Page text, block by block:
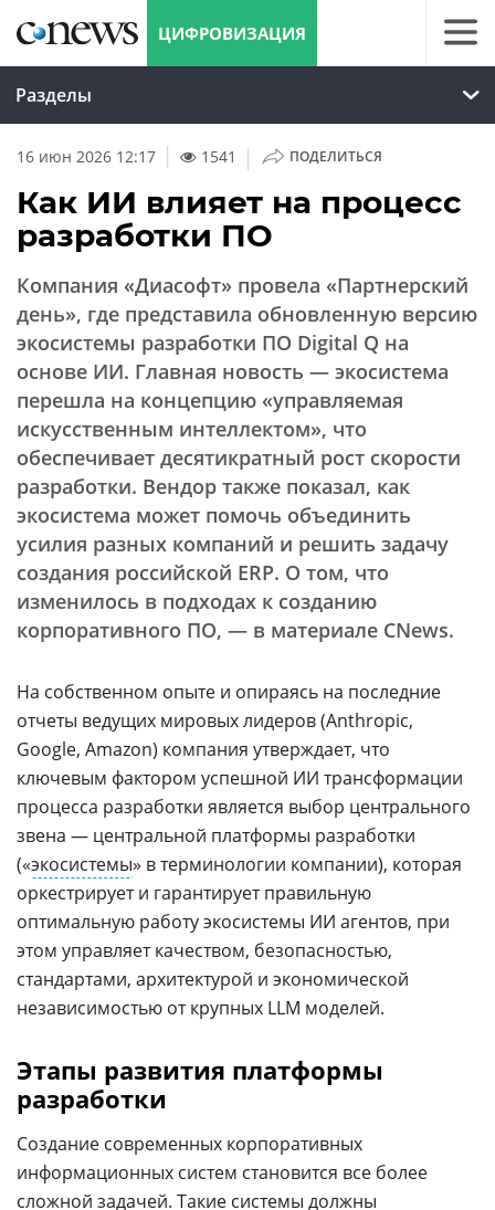
ЦИФРОВИЗАЦИЯ
Разделы
16 июн 2026 12:17 1541 | ПОДЕЛИТЬСЯ
Как ИИ влияет на процесс
разработки ПО
Компания «Диасофт» провела «Партнерский
день», где представила обновленную версию
экосистемы разработки ПО Digital Q на
основе ИИ. Главная новость — экосистема
перешла на концепцию «управляемая
искусственным интеллектом», что
обеспечивает десятикратный рост скорости
разработки. Вендор также показал, как
экосистема может помочь объединить
усилия разных компаний и решить задачу
создания российской ERP. О том, что
изменилось в подходах к созданию
корпоративного ПО, — в материале CNews.
На собственном опыте и опираясь на последние
отчеты ведущих мировых лидеров (Anthropic,
Google, Amazon) компания утверждает, что
ключевым фактором успешной ИИ трансформации
процесса разработки является выбор центрального
звена — центральной платформы разработки
(«экосистемы» в терминологии компании), которая
оркестрирует и гарантирует правильную
оптимальную работу экосистемы ИИ агентов, при
этом управляет качеством, безопасностью,
стандартами, архитектурой и экономической
независимостью от крупных LLM моделей.
Этапы развития платформы
разработки
Создание современных корпоративных
информационных систем становится все более
сложной задачей. Такие системы должны